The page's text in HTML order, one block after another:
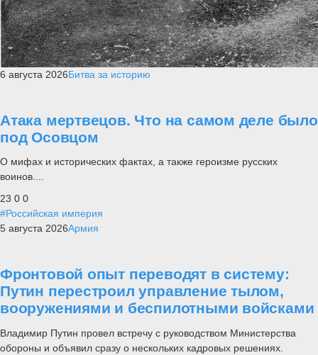
6 августа 2026Битва за историю
Атака мертвецов. Что на самом деле было
под Осовцом
О мифах и исторических фактах, а также героизме русских
воинов....
23 0 0
#Российская империя
5 августа 2026Армия
Фронтовой опыт переводят в систему:
Путин перестроил управление тылом,
вооружениями и беспилотными войсками
Владимир Путин провел встречу с руководством Министерства
обороны и объявил сразу о нескольких кадровых решениях.